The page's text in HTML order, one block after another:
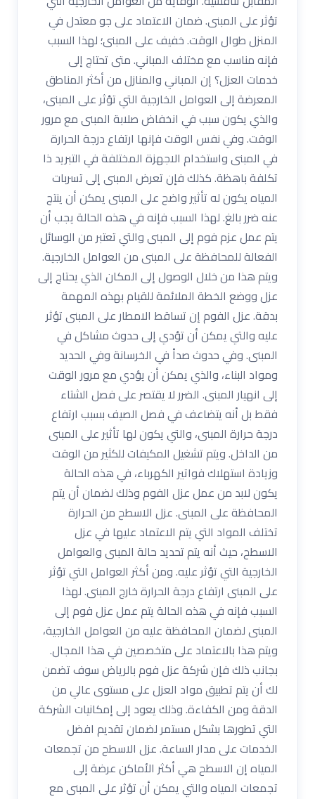
تؤثر على المبنى. ضمان الاعتماد على جو معتدل في
المنزل طوال الوقت. خفيف على المبنى؛ لهذا السبب
فإنه مناسب مع مختلف المباني. متى تحتاج إلى
خدمات العزل؟ إن المباني والمنازل من أكثر المناطق
المعرضة إلى العوامل الخارجية التي تؤثر على المبنى،
والذي يكون سبب في انخفاض صلابة المبنى مع مرور
الوقت. وفي نفس الوقت فإنها ارتفاع درجة الحرارة
في المبنى واستخدام الاجهزة المختلفة في التبريد ذا
تكلفة باهظة. كذلك فإن تعرض المبنى إلى تسربات
المياه يكون له تأثير واضح على المبنى يمكن أن ينتج
عنه ضرر بالغ. لهذا السبب فإنه في هذه الحالة يجب أن
يتم عمل عزم فوم إلى المبنى والتي تعتبر من الوسائل
الفعالة للمحافظة على المبنى من العوامل الخارجية.
ويتم هذا من خلال الوصول إلى المكان الذي يحتاج إلى
عزل ووضع الخطة الملائمة للقيام بهذه المهمة
بدقة. عزل الفوم إن تساقط الامطار على المبنى تؤثر
عليه والتي يمكن أن تؤدي إلى حدوث مشاكل في
المبنى. وفي حدوث صدأ في الخرسانة وفي الحديد
ومواد البناء، والذي يمكن أن يؤدي مع مرور الوقت
إلى انهيار المبنى. الضرر لا يقتصر على فصل الشتاء
فقط بل أنه يتضاعف في فصل الصيف بسبب ارتفاع
درجة حرارة المبنى، والتي يكون لها تأثير على المبنى
من الداخل. ويتم تشغيل المكيفات للكثير من الوقت
وزيادة استهلاك فواتير الكهرباء، في هذه الحالة
يكون لابد من عمل عزل الفوم وذلك لضمان أن يتم
المحافظة على المبنى. عزل الاسطح من الحرارة
تختلف المواد التي يتم الاعتماد عليها في عزل
الاسطح، حيث أنه يتم تحديد حالة المبنى والعوامل
الخارجية التي تؤثر عليه. ومن أكثر العوامل التي تؤثر
على المبنى ارتفاع درجة الحرارة خارج المبنى. لهذا
السبب فإنه في هذه الحالة يتم عمل عزل فوم إلى
المبنى لضمان المحافظة عليه من العوامل الخارجية،
ويتم هذا بالاعتماد على متخصصين في هذا المجال.
بجانب ذلك فإن شركة عزل فوم بالرياض سوف تضمن
لك أن يتم تطبيق مواد العزل على مستوى عالي من
الدقة ومن الكفاءة. وذلك يعود إلى إمكانيات الشركة
التي تطورها بشكل مستمر لضمان تقديم افضل
الخدمات على مدار الساعة. عزل الاسطح من تجمعات
المياه إن الاسطح هي أكثر الأماكن عرضة إلى
تجمعات المياه والتي يمكن أن تؤثر على المبنى مع